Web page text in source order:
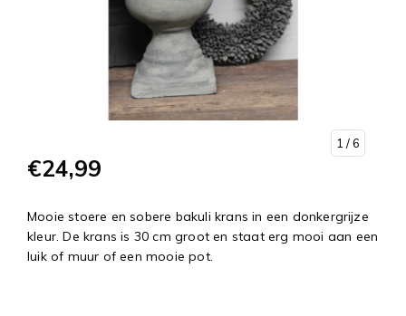
1 / 6
€24,99
Mooie stoere en sobere bakuli krans in een donkergrijze
kleur. De krans is 30 cm groot en staat erg mooi aan een
luik of muur of een mooie pot.